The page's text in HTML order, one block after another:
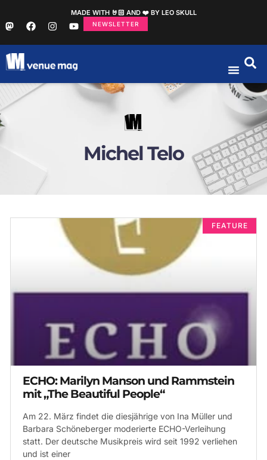
MADE WITH 🤘🏻 AND ❤️ BY LEO SKULL
NEWSLETTER
Michel Telo
FEATURE
ECHO: Marilyn Manson und Rammstein
mit „The Beautiful People“
Am 22. März findet die diesjährige von Ina Müller und
Barbara Schöneberger moderierte ECHO-Verleihung
statt. Der deutsche Musikpreis wird seit 1992 verliehen
und ist einer